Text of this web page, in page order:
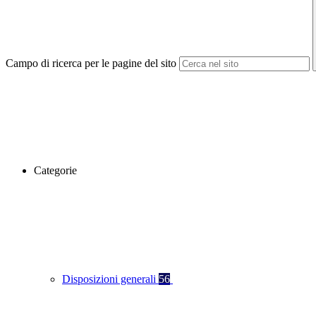
Campo di ricerca per le pagine del sito
Categorie
Disposizioni generali 56